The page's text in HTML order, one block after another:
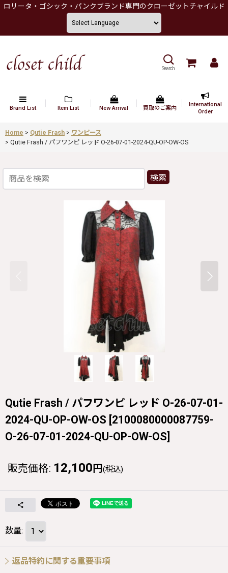
ロリータ・ゴシック・パンクブランド専門のクローゼットチャイルド
Search
Brand List Item List New Arrival 買取のご案内
International
Order
Home > Qutie Frash > ワンピース
> Qutie Frash / パフワンピ レッド O-26-07-01-2024-QU-OP-OW-OS
検索
Qutie Frash / パフワンピ レッド O-26-07-01-
2024-QU-OP-OW-OS [2100080000087759-
O-26-07-01-2024-QU-OP-OW-OS]
販売価格: 12,100 円 (税込)
数量:
返品特約に関する重要事項